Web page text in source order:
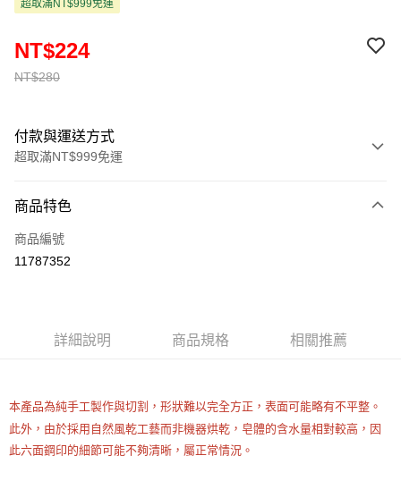
超取滿NT$999免運
NT$280
NT$224
付款與運送方式
超取滿NT$999免運
信用卡一次付款
超商取貨付款
街口支付
Google Pay
ATM付款
商品特色
商品編號
11787352
詳細說明 商品規格 相關推薦
本產品為純手工製作與切割，形狀難以完全方正，表面可能略有不平整。
此外，由於採用自然風乾工藝而非機器烘乾，皂體的含水量相對較高，因
此六面鋼印的細節可能不夠清晰，屬正常情況。